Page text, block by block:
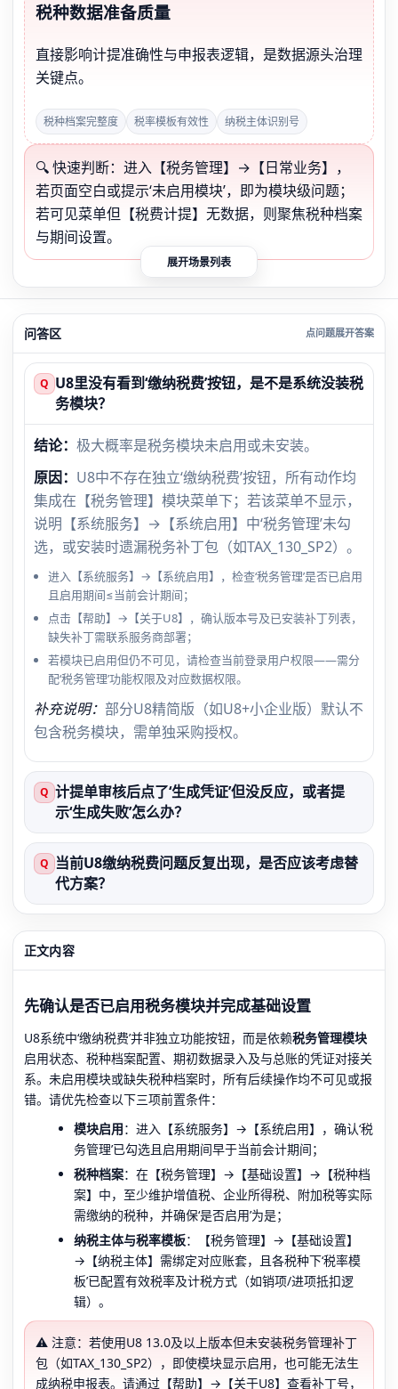
税种数据准备质量
直接影响计提准确性与申报表逻辑，是数据源头治理
关键点。
税种档案完整度 税率模板有效性 纳税主体识别号
🔍 快速判断：进入【税务管理】→【日常业务】，
若页面空白或提示‘未启用模块’，即为模块级问题；
若可见菜单但【税费计提】无数据，则聚焦税种档案
与期间设置。
展开场景列表
问答区
Q U8里没有看到‘缴纳税费’按钮，是不是系统没装税
务模块？
结论： 极大概率是税务模块未启用或未安装。
原因： U8中不存在独立‘缴纳税费’按钮，所有动作均
集成在【税务管理】模块菜单下；若该菜单不显示，
说明【系统服务】→【系统启用】中‘税务管理’未勾
选，或安装时遗漏税务补丁包（如TAX_130_SP2）。
进入【系统服务】→【系统启用】，检查‘税务管理’是否已启用
且启用期间≤当前会计期间；
点击【帮助】→【关于U8】，确认版本号及已安装补丁列表，
缺失补丁需联系服务商部署；
若模块已启用但仍不可见，请检查当前登录用户权限——需分
配‘税务管理’功能权限及对应数据权限。
补充说明： 部分U8精简版（如U8+小企业版）默认不
包含税务模块，需单独采购授权。
Q 计提单审核后点了‘生成凭证’但没反应，或者提
示‘生成失败’怎么办？
Q 当前U8缴纳税费问题反复出现，是否应该考虑替
代方案？
正文内容
先确认是否已启用税务模块并完成基础设置
U8系统中‘缴纳税费’并非独立功能按钮，而是依赖税务管理模块
启用状态、税种档案配置、期初数据录入及与总账的凭证对接关
系。未启用模块或缺失税种档案时，所有后续操作均不可见或报
错。请优先检查以下三项前置条件：
模块启用：进入【系统服务】→【系统启用】，确认‘税
务管理’已勾选且启用期间早于当前会计期间；
税种档案：在【税务管理】→【基础设置】→【税种档
案】中，至少维护增值税、企业所得税、附加税等实际
需缴纳的税种，并确保‘是否启用’为是；
纳税主体与税率模板：【税务管理】→【基础设置】
→【纳税主体】需绑定对应账套，且各税种下‘税率模
板’已配置有效税率及计税方式（如销项/进项抵扣逻
辑）。
⚠️ 注意：若使用U8 13.0及以上版本但未安装税务管理补丁
包（如TAX_130_SP2），即使模块显示启用，也可能无法生
成纳税申报表。请通过【帮助】→【关于U8】查看补丁号，